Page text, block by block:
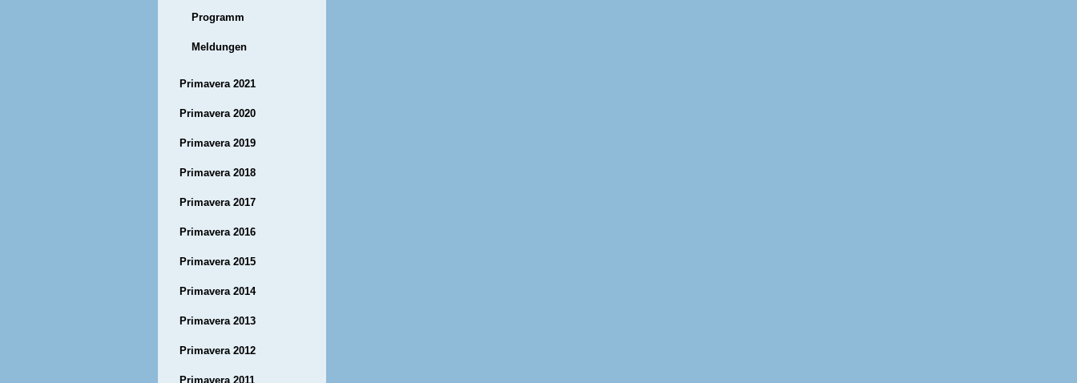
Programm
Meldungen
Primavera 2021
Primavera 2020
Primavera 2019
Primavera 2018
Primavera 2017
Primavera 2016
Primavera 2015
Primavera 2014
Primavera 2013
Primavera 2012
Primavera 2011